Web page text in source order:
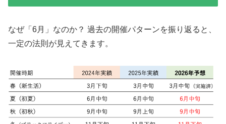
なぜ「6月」なのか？ 過去の開催パターンを振り返ると、
一定の法則が見えてきます。